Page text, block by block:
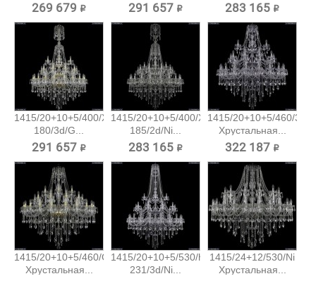
269 679 ₽ 291 657 ₽ 283 165 ₽
1415/20+10+5/400/XL-
180/3d/G...
291 657 ₽
1415/20+10+5/400/XL-
185/2d/Ni...
283 165 ₽
1415/20+10+5/460/3d/
Хрустальная...
322 187 ₽
1415/20+10+5/460/G
Хрустальная...
1415/20+10+5/530/h-
231/3d/Ni...
1415/24+12/530/Ni
Хрустальная...